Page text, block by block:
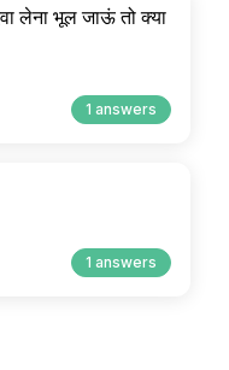
लेना भूल जाऊं तो क्या
1 answers
1 answers